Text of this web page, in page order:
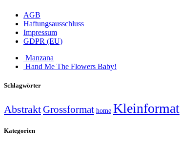
AGB
Haftungsausschluss
Impressum
GDPR (EU)
Manzana
Hand Me The Flowers Baby!
Schlagwörter
AbstraktGrossformat home Kleinformat
Kategorien